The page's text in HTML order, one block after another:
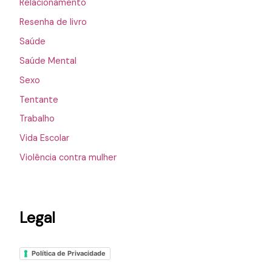
Relacionamento
Resenha de livro
Saúde
Saúde Mental
Sexo
Tentante
Trabalho
Vida Escolar
Violência contra mulher
Legal
Política de Privacidade